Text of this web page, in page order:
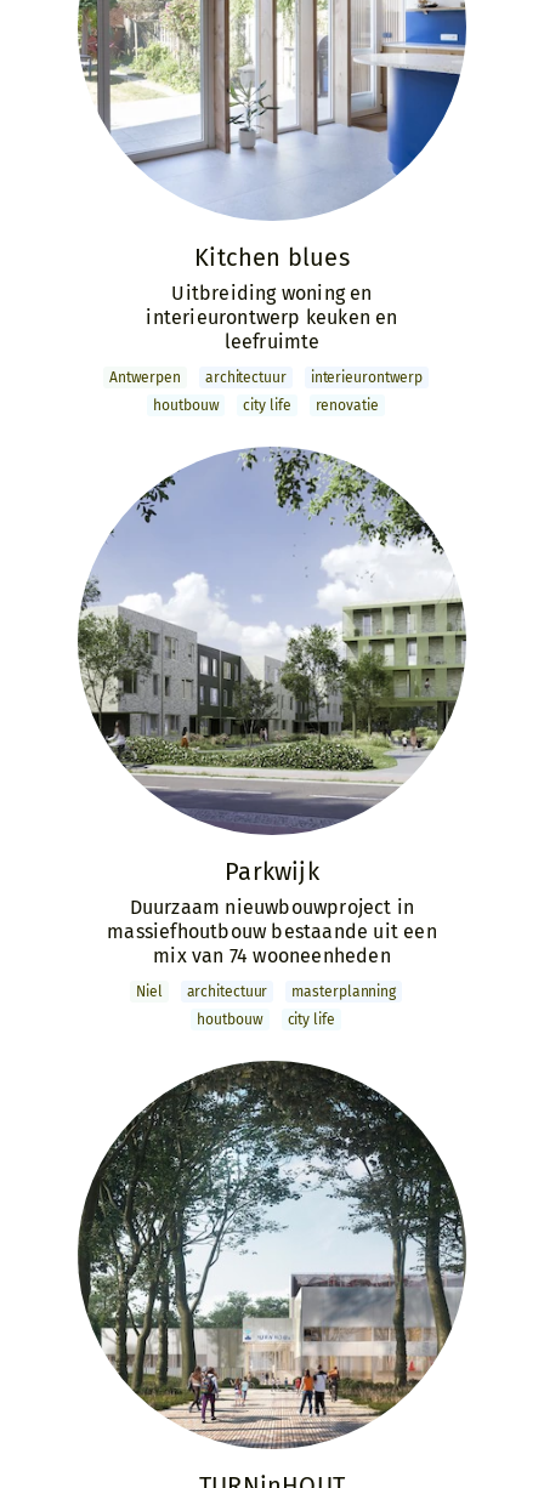
Kitchen blues
Uitbreiding woning en
interieurontwerp keuken en
leefruimte
Antwerpen archi­tectuur
interieur­ontwerp
houtbouw
city life renovatie
Parkwijk
Duurzaam nieuwbouwproject in
massiefhoutbouw bestaande uit een
mix van 74 wooneenheden
Niel archi­tectuur
master­­planning
houtbouw
city life